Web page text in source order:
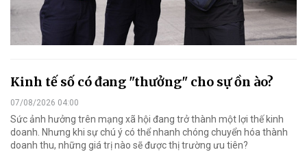
Kinh tế số có đang "thưởng" cho sự ồn ào?
07/08/2026 04:00
Sức ảnh hưởng trên mạng xã hội đang trở thành một lợi thế kinh
doanh. Nhưng khi sự chú ý có thể nhanh chóng chuyển hóa thành
doanh thu, những giá trị nào sẽ được thị trường ưu tiên?